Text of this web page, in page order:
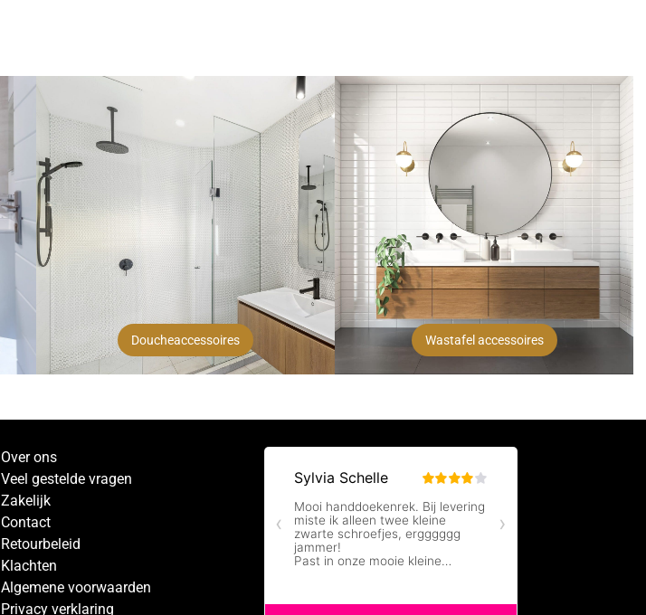
Doucheaccessoires Wastafel accessoires
Over ons
Veel gestelde vragen
Zakelijk
Contact
Retourbeleid
Klachten
Algemene voorwaarden
Privacy verklaring